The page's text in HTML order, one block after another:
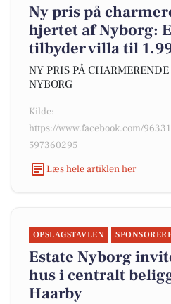
Ny pris på
hjertet af Nyborg:
tilbyder villa til
NY PRIS PÅ
NYBORG
Kilde:
https://www.facebook.com/
597360295
Læs hele artiklen her
OPSLAGSTAVLEN
Estate Nyborg
hus i centralt
Haarby